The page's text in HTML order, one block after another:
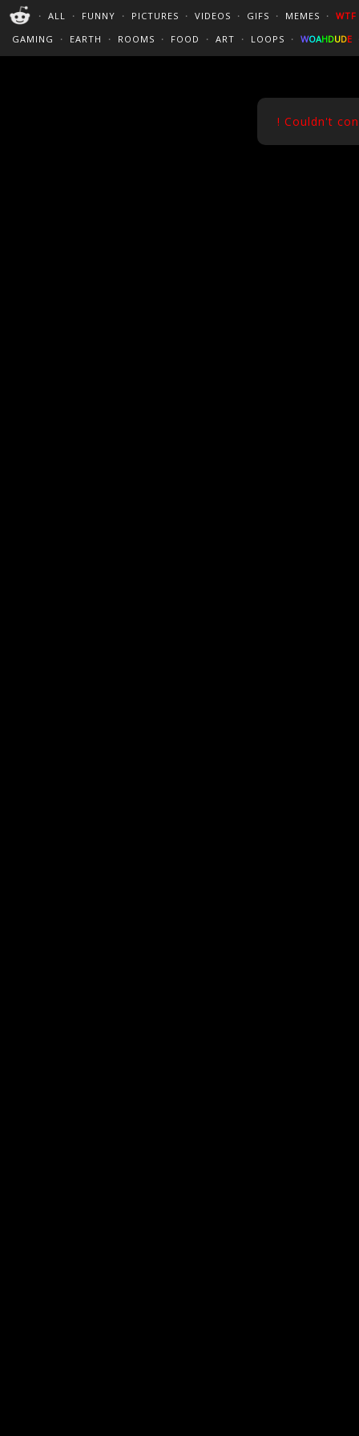
・ ALL ・ FUNNY ・ PICTURES ・ VIDEOS ・ GIFS ・ MEMES ・ WTF
GAMING
・ EARTH ・ ROOMS ・ FOOD ・ ART ・ LOOPS ・ WOAHDUDE
PERFECT LOOPS
CINEMAGRAPHS
:)/?
TRAVEL
! Couldn't